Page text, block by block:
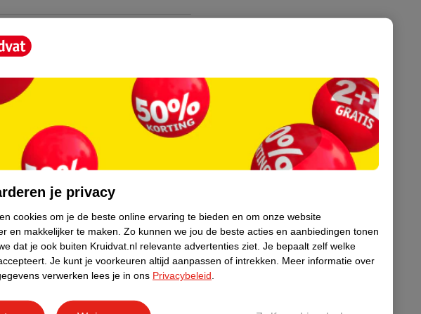
vooral op lengtes en punten. Laat kort
het regelmatig in je dagelijkse
je merkt het verschil in zachtheid en
je conditioner zoekt die comfortabel
je privacy
cookies om je de beste online ervaring te bieden en om onze website
en makkelijker te maken. Zo kunnen we jou de beste acties en aanbiedingen tonen
dat je ook buiten Kruidvat.nl relevante advertenties ziet. Je bepaalt zelf welke
Je kunt je voorkeuren altijd aanpassen of intrekken.
Meer informatie over
verwerken lees je in ons Privacybeleid